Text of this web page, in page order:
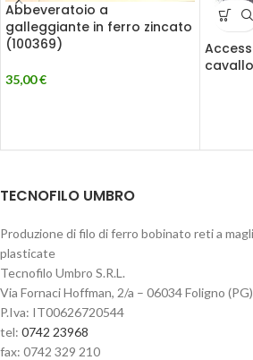
Abbeveratoio a
galleggiante in ferro zincato
(100369)
35,00€
cavallo
TECNOFILO UMBRO
Produzione di filo di ferro bobinato reti a
plasticate
Tecnofilo Umbro S.R.L.
Via Fornaci Hoffman, 2/a – 06034 Foligno (PG)
P.Iva: IT00626720544
tel: 0742 23968
fax: 0742 329 210